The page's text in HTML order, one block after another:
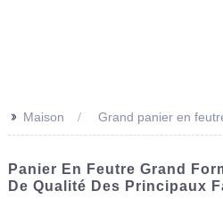
>> Maison Grand panier en
Panier En Feutre Grand
De Qualité Des Principaux